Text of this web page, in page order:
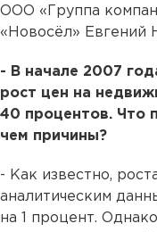
ООО «Группа
«Новосёл» Евгений
- В начале 2007
рост цен на
40 процентов. Что
чем причины?
- Как известно,
аналитическим
на 1 процент.